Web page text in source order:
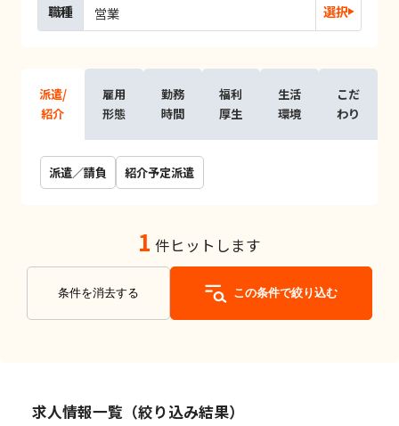
職種 営業 選択
派遣/
紹介
雇用
形態
勤務
時間
福利
厚生
生活
環境
こだ
わり
派遣／請負 紹介予定派遣
1 件ヒットします
条件を消去する この条件で絞り込む
求人情報一覧（絞り込み結果）